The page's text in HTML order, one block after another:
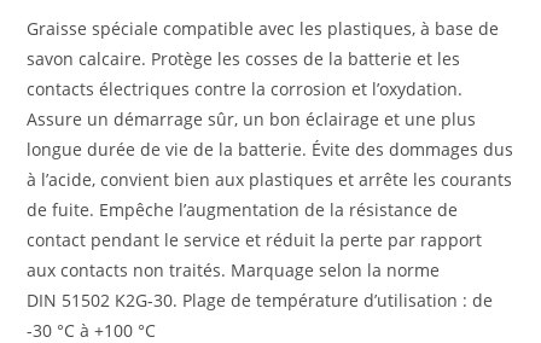
Graisse spéciale compatible avec les plastiques, à base de
savon calcaire. Protège les cosses de la batterie et les
contacts électriques contre la corrosion et l’oxydation.
Assure un démarrage sûr, un bon éclairage et une plus
longue durée de vie de la batterie. Évite des dommages dus
à l’acide, convient bien aux plastiques et arrête les courants
de fuite. Empêche l’augmentation de la résistance de
contact pendant le service et réduit la perte par rapport
aux contacts non traités. Marquage selon la norme
DIN 51502 K2G-30. Plage de température d’utilisation : de
-30 °C à +100 °C